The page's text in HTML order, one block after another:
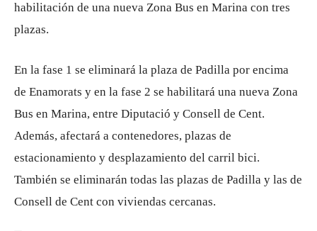
habilitación de una nueva Zona Bus en Marina con tres
plazas.
En la fase 1 se eliminará la plaza de Padilla por encima
de Enamorats y en la fase 2 se habilitará una nueva Zona
Bus en Marina, entre Diputació y Consell de Cent.
Además, afectará a contenedores, plazas de
estacionamiento y desplazamiento del carril bici.
También se eliminarán todas las plazas de Padilla y las de
Consell de Cent con viviendas cercanas.